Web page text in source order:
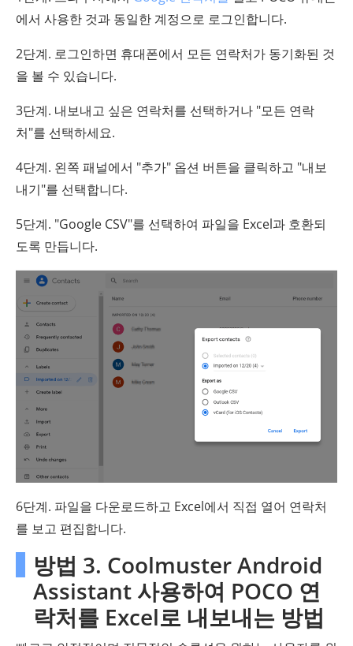
에서 사용한 것과 동일한 계정으로 로그인합니다.
2단계. 로그인하면 휴대폰에서 모든 연락처가 동기화된 것
을 볼 수 있습니다.
3단계. 내보내고 싶은 연락처를 선택하거나 "모든 연락
처"를 선택하세요.
4단계. 왼쪽 패널에서 "추가" 옵션 버튼을 클릭하고 "내보
내기"를 선택합니다.
5단계. "Google CSV"를 선택하여 파일을 Excel과 호환되
도록 만듭니다.
6단계. 파일을 다운로드하고 Excel에서 직접 열어 연락처
를 보고 편집합니다.
방법 3. Coolmuster Android
Assistant 사용하여 POCO 연
락처를 Excel로 내보내는 방법